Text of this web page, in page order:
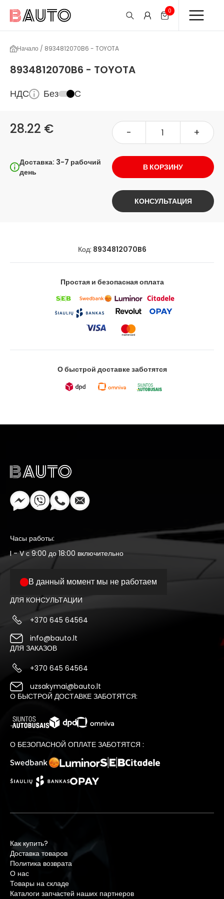
0
Начало / 8934812070B6 - TOYOTA
8934812070B6 - TOYOTA
НДС Без С
28.22 € - +
Доставка: 3-7 рабочий
день
В КОРЗИНУ
КОНСУЛЬТАЦИЯ
Код: 8934812070B6
Простая и безопасная оплата
О быстрой доставке заботятся
Часы работы:
I - V с 9:00 до 18:00 включительно
В данный момент мы не работаем
ДЛЯ КОНСУЛЬТАЦИИ
+370 645 64564
info@bauto.lt
ДЛЯ ЗАКАЗОВ
+370 645 64564
uzsakymai@bauto.lt
О БЫСТРОЙ ДОСТАВКЕ ЗАБОТЯТСЯ:
О БЕЗОПАСНОЙ ОПЛАТЕ ЗАБОТЯТСЯ :
Как купить?
Доставка товаров
Политика возврата
О нас
Товары на складе
Каталоги запчастей наших партнеров